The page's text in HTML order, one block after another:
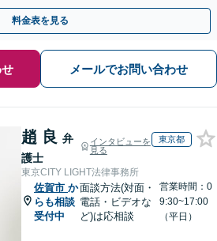
料金表を見る
メールでお問い合わせ
趙 良 弁
護士
インタビューを
見る
東京都
東京CITY LIGHT法律事務所
佐賀市 か
らも相談
受付中
面談方法(対面・
電話・ビデオな
ど)は応相談
営業時間：0
9:30~17:00
（平日）